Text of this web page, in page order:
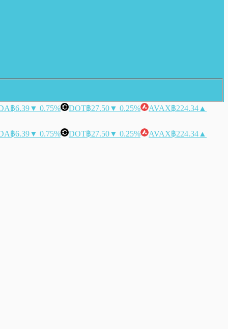
฿6.39▼ 0.75% DOT฿27.50▼ 0.25% AVAX฿224.34 ▲
฿6.39▼ 0.75% DOT฿27.50▼ 0.25% AVAX฿224.34 ▲